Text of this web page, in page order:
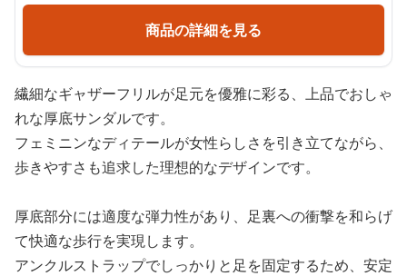
商品の詳細を見る
繊細なギャザーフリルが足元を優雅に彩る、上品でおしゃ
れな厚底サンダルです。
フェミニンなディテールが女性らしさを引き立てながら、
歩きやすさも追求した理想的なデザインです。
厚底部分には適度な弾力性があり、足裏への衝撃を和らげ
て快適な歩行を実現します。
アンクルストラップでしっかりと足を固定するため、安定